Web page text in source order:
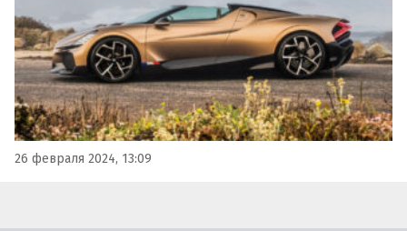
26 февраля 2024, 13:09